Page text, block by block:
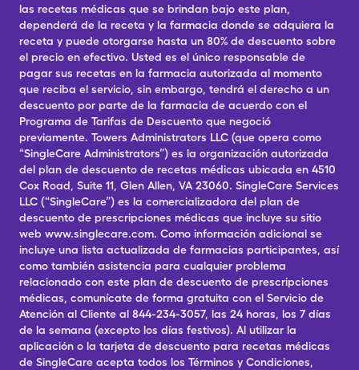
las recetas médicas que se brindan bajo este plan,
dependerá de la receta y la farmacia donde se adquiera la
receta y puede otorgarse hasta un 80% de descuento sobre
el precio en efectivo. Usted es el único responsable de
pagar sus recetas en la farmacia autorizada al momento
que reciba el servicio, sin embargo, tendrá el derecho a un
descuento por parte de la farmacia de acuerdo con el
Programa de Tarifas de Descuento que negoció
previamente. Towers Administrators LLC (que opera como
“SingleCare Administrators”) es la organización autorizada
del plan de descuento de recetas médicas ubicada en 4510
Cox Road, Suite 11, Glen Allen, VA 23060. SingleCare Services
LLC (“SingleCare”) es la comercializadora del plan de
descuento de prescripciones médicas que incluye su sitio
web www.singlecare.com. Como información adicional se
incluye una lista actualizada de farmacias participantes, así
como también asistencia para cualquier problema
relacionado con este plan de descuento de prescripciones
médicas, comunícate de forma gratuita con el Servicio de
Atención al Cliente al 844-234-3057, las 24 horas, los 7 días
de la semana (excepto los días festivos). Al utilizar la
aplicación o la tarjeta de descuento para recetas médicas
de SingleCare acepta todos los Términos y Condiciones,